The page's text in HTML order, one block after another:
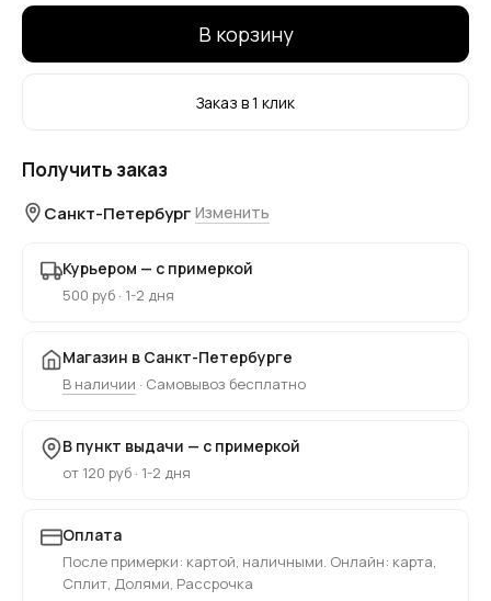
В корзину
Заказ в 1 клик
Получить заказ
Санкт-Петербург Изменить
Курьером — с примеркой
500 руб · 1-2 дня
Магазин в Санкт-Петербурге
В наличии · Самовывоз бесплатно
В пункт выдачи — с примеркой
от 120 руб · 1-2 дня
Оплата
После примерки: картой, наличными. Онлайн: карта,
Сплит, Долями, Рассрочка